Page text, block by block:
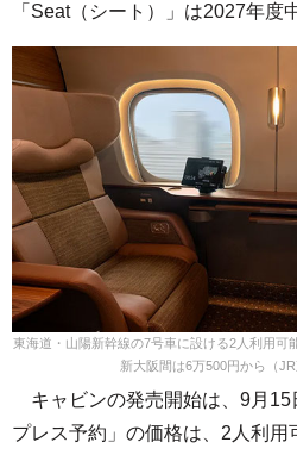
「Seat（シート）」は2027年度
東海道・山陽新幹線の7号車に設ける2人利用可
新大阪間は6万500円から（JR
キャビンの発売開始は、9月15
プレス予約」の価格は、2人利用